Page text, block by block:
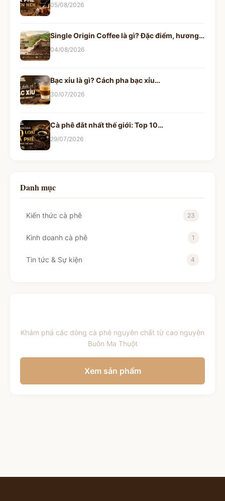
05/08/2026
Single Origin Coffee là gì? Đặc điểm, hương…
04/08/2026
Bạc xỉu là gì? Cách pha bạc xỉu…
30/07/2026
Cà phê đắt nhất thế giới: Top 10…
29/07/2026
Danh mục
Kiến thức cà phê 23
Kinh doanh cà phê 1
Tin tức & Sự kiện 4
Khám phá các dòng cà phê nguyên chất từ cao nguyên
Buôn Ma Thuột
Xem sản phẩm